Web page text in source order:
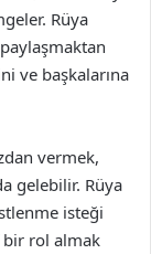
Rüya
ve başkalarına
vermek,
gelebilir. Rüya
isteği
rol almak